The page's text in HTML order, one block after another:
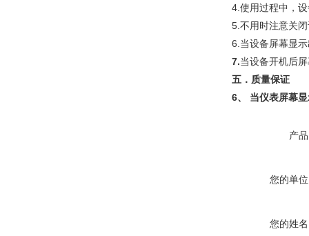
4.使用过程中，
5.不用时注意关
6.当设备屏幕显
7.当设备开机后
五．质量保证
6、 当仪表屏幕
产
您的单
您的姓